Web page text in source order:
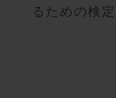
るための検定